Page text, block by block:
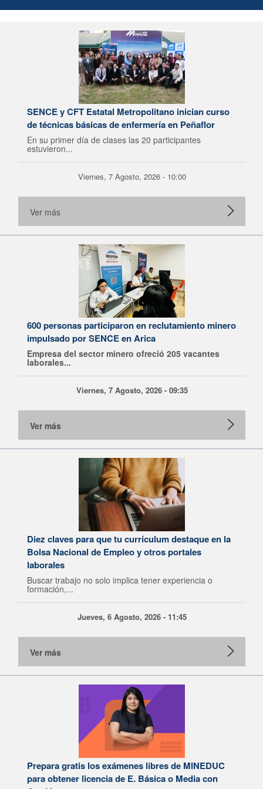
SENCE y CFT Estatal Metropolitano inician curso
de técnicas básicas de enfermería en Peñaflor
En su primer día de clases las 20 participantes
estuvieron...
Viernes, 7 Agosto, 2026 - 10:00
Ver más
600 personas participaron en reclutamiento minero
impulsado por SENCE en Arica
Empresa del sector minero ofreció 205 vacantes
laborales...
Viernes, 7 Agosto, 2026 - 09:35
Ver más
Diez claves para que tu currículum destaque en la
Bolsa Nacional de Empleo y otros portales
laborales
Buscar trabajo no solo implica tener experiencia o
formación,...
Jueves, 6 Agosto, 2026 - 11:45
Ver más
Prepara gratis los exámenes libres de MINEDUC
para obtener licencia de E. Básica o Media con